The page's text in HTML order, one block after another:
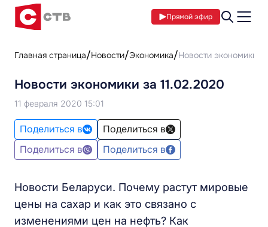
Прямой эфир
Главная страница Новости Экономика Новости экономики
Новости экономики за 11.02.2020
11 февраля 2020 15:01
Поделиться в
Поделиться в
Поделиться в
Поделиться в
Новости Беларуси. Почему растут мировые
цены на сахар и как это связано с
изменениями цен на нефть? Как